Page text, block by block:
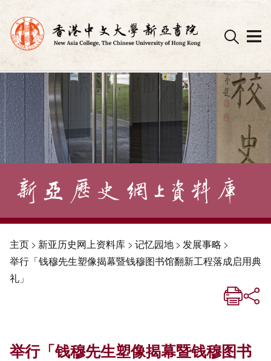
Skip
to
content
主页> 新亚历史网上资料库 > 记忆园地> 发展事略 >
举行「钱穆先生塑像揭幕暨钱穆图书馆翻新工程落成启用典
礼」
举行「钱穆先生塑像揭幕暨钱穆图书